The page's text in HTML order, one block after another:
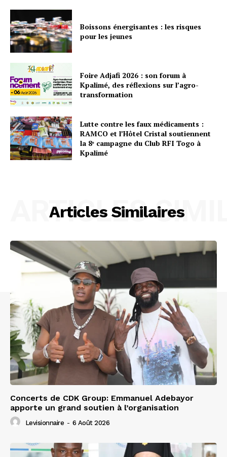
Boissons énergisantes : les risques
pour les jeunes
Foire Adjafi 2026 : son forum à
Kpalimé, des réflexions sur l’agro-
transformation
Lutte contre les faux médicaments :
RAMCO et l’Hôtel Cristal soutiennent
la 8ᵉ campagne du Club RFI Togo à
Kpalimé
Articles Similaires
ARTICLES
Concerts de CDK Group: Emmanuel Adebayor
apporte un grand soutien à l’organisation
Levisionnaire - 6 Août 2026